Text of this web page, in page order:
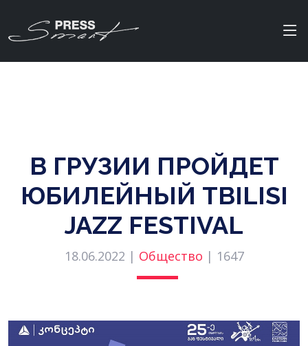
В ГРУЗИИ ПРОЙДЕТ
ЮБИЛЕЙНЫЙ TBILISI
JAZZ FESTIVAL
18.06.2022 | Общество | 1647